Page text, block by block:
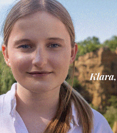
Gita di famiglia a
divertire i tuoi figli
In vetrina 3 Agosto 2026